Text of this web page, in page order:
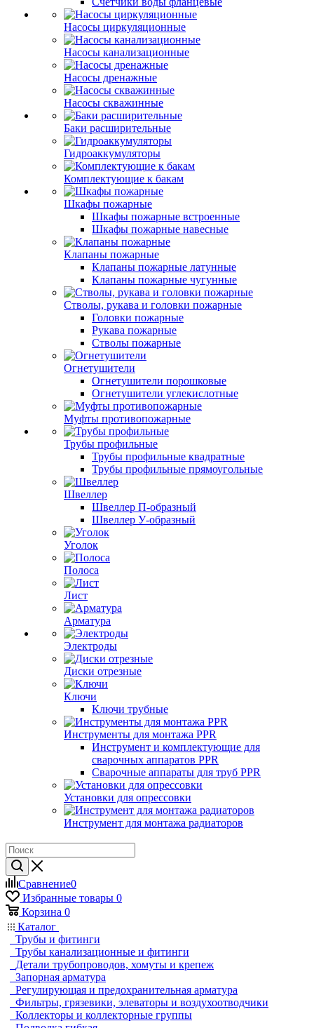
Насосы циркуляционные
Насосы канализационные
Насосы дренажные
Насосы скважинные
Баки расширительные
Гидроаккумуляторы
Комплектующие к бакам
Шкафы пожарные
Шкафы пожарные встроенные
Шкафы пожарные навесные
Клапаны пожарные
Клапаны пожарные латунные
Клапаны пожарные чугунные
Стволы, рукава и головки пожарные
Головки пожарные
Рукава пожарные
Стволы пожарные
Огнетушители
Огнетушители порошковые
Огнетушители углекислотные
Муфты противопожарные
Трубы профильные
Трубы профильные квадратные
Трубы профильные прямоугольные
Швеллер
Швеллер П-образный
Швеллер У-образный
Уголок
Полоса
Лист
Арматура
Электроды
Диски отрезные
Ключи
Ключи трубные
Инструменты для монтажа PPR
Инструмент и комплектующие для
сварочных аппаратов PPR
Сварочные аппараты для труб PPR
Установки для опрессовки
Инструмент для монтажа радиаторов
Сравнение0
Избранные товары 0
Корзина 0
Каталог
Трубы и фитинги
Трубы канализационные и фитинги
Детали трубопроводов, хомуты и крепеж
Запорная арматура
Регулирующая и предохранительная арматура
Фильтры, грязевики, элеваторы и воздухоотводчики
Коллекторы и коллекторные группы